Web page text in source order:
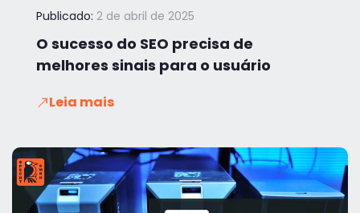
Publicado: 2 de abril de 2025
O sucesso do SEO precisa de
melhores sinais para o usuário
Leia mais